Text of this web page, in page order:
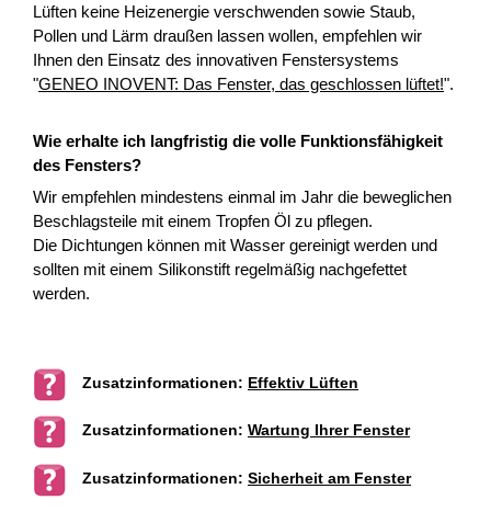
Lüften keine Heizenergie verschwenden sowie Staub,
Pollen und Lärm draußen lassen wollen, empfehlen wir
Ihnen den Einsatz des innovativen Fenstersystems
"GENEO INOVENT: Das Fenster, das geschlossen lüftet!".
Wie erhalte ich langfristig die volle Funktionsfähigkeit
des Fensters?
Wir empfehlen mindestens einmal im Jahr die beweglichen
Beschlagsteile mit einem Tropfen Öl zu pflegen.
Die Dichtungen können mit Wasser gereinigt werden und
sollten mit einem Silikonstift regelmäßig nachgefettet
werden.
Zusatzinformationen: Effektiv Lüften
Zusatzinformationen: Wartung Ihrer Fenster
Zusatzinformationen: Sicherheit am Fenster